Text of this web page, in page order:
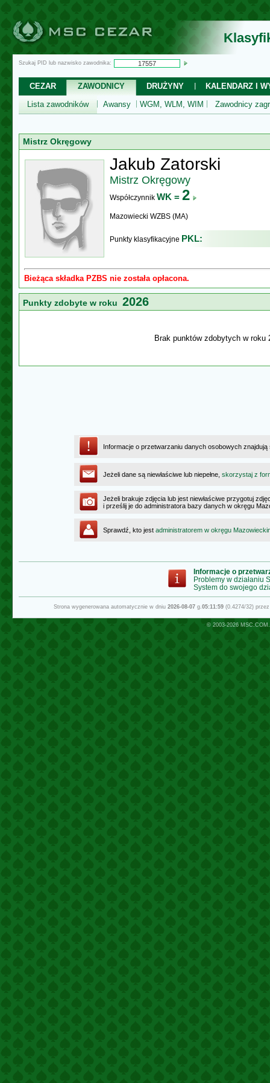
Szukaj PID lub nazwisko zawodnika:
CEZAR ZAWODNICY DRUŻYNY
KALENDARZ I
Lista zawodników
Awansy WGM, WLM, WIM Zawodnicy
Mistrz Okręgowy
Jakub Zatorski
Mistrz Okręgowy
Współczynnik WK = 2
Mazowiecki WZBS (MA)
Punkty klasyfikacyjne PKL:
Bieżąca składka PZBS nie została opłacona.
Punkty zdobyte w roku 2026
Brak punktów zdobytych w roku
Informacje o przetwarzaniu danych osobowych
Jeżeli dane są niewłaściwe lub niepełne, skorzystaj z
Jeżeli brakuje zdjęcia lub jest niewłaściwe przygotuj
i prześlij je do administratora bazy danych w okręgu
Sprawdź, kto jest administratorem w okręgu
Informacje o
Problemy w działaniu
System do swojego
Strona wygenerowana automatycznie w dniu 2026-08-07g.05:11:59(0.4274/32)
© 2003-2026